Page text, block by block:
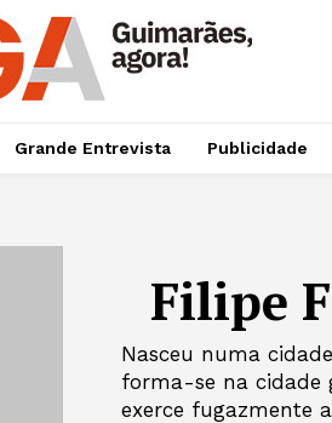
Grande Entrevista Publicidade
Filipe
Nasceu numa
forma-se na cidade
exerce fugazmente